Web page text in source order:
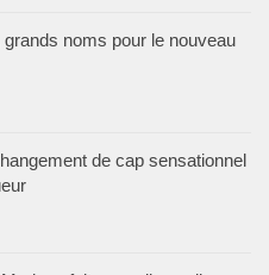
noms pour le nouveau
de cap sensationnel